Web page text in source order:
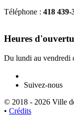
Téléphone : 418 439-
Heures
Du lundi au vendredi
Suivez-nous
© 2018 - 2026 Ville
• Crédits